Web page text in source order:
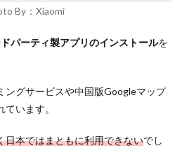
By：Xiaomi
パーティ製アプリのインストールを
ングサービスや中国版Googleマップ
います。
日本ではまともに利用できないでし